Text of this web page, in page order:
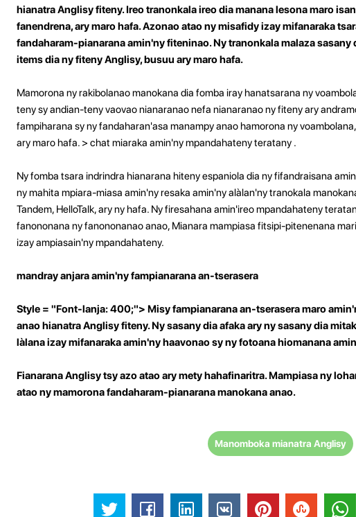
hianatra Anglisy fiteny. Ireo tranonkala ireo dia manana lesona maro
fanendrena, ary maro hafa. Azonao atao ny misafidy izay mifanaraka
fandaharam-pianarana amin'ny fiteninao. Ny tranonkala malaza sasany
items dia ny fiteny Anglisy, busuu ary maro hafa.
Mamorona ny rakibolanao manokana dia fomba iray hanatsarana ny
teny sy andian-teny vaovao nianaranao nefa nianaranao ny fiteny ary
fampiharana sy ny fandaharan'asa manampy anao hamorona ny
ary maro hafa. > chat miaraka amin'ny mpandahateny teratany .
Ny fomba tsara indrindra hianarana hiteny espaniola dia ny fifandraisana
ny mahita mpiara-miasa amin'ny resaka amin'ny alàlan'ny tranokala
Tandem, HelloTalk, ary ny hafa. Ny firesahana amin'ireo mpandahateny
fanononana ny fanononanao anao, Mianara mampiasa fitsipi-pitenenana
izay ampiasain'ny mpandahateny.
mandray anjara amin'ny fampianarana an-tserasera
Style = "Font-lanja: 400;"> Misy fampianarana an-tserasera maro
anao hianatra Anglisy fiteny. Ny sasany dia afaka ary ny sasany dia
làlana izay mifanaraka amin'ny haavonao sy ny fotoana hiomanana
Fianarana Anglisy tsy azo atao ary mety hahafinaritra. Mampiasa ny
atao ny mamorona fandaharam-pianarana manokana anao.
Manomboka mianatra Anglisy